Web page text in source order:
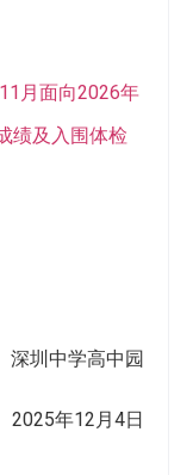
月面向2026年
绩及入围体检
深圳中学高中园
2025年12月4日